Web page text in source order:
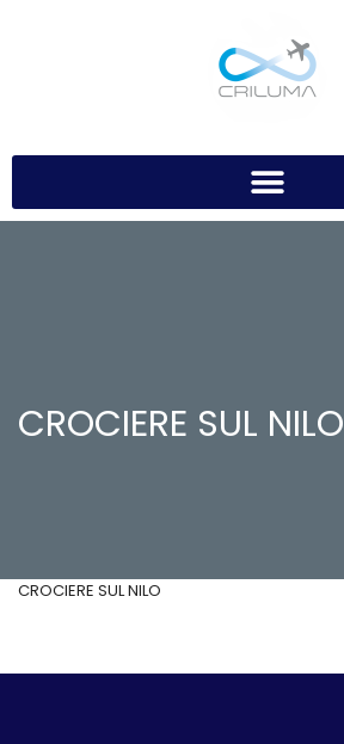
CROCIERE SUL NILO
CROCIERE SUL NILO